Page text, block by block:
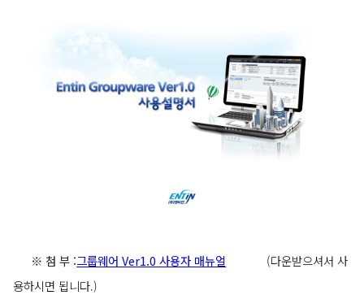
※ 첨 부 :그룹웨어 Ver1.0 사용자 매뉴얼
(다운받으셔서 사
용하시면 됩니다.)